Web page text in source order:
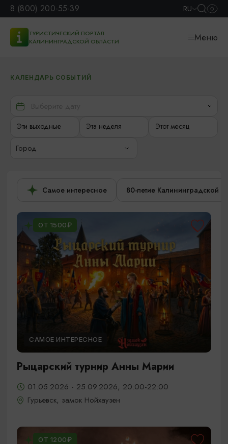
8 (800) 200-55-39 RU
ТУРИСТИЧЕСКИЙ ПОРТАЛ
КАЛИНИНГРАДСКОЙ ОБЛАСТИ
Меню
КАЛЕНДАРЬ СОБЫТИЙ
Эти выходные Эта неделя Этот месяц
Город
Самое интересное 80-летие Калининградской
ОТ 1500₽
САМОЕ ИНТЕРЕСНОЕ
Рыцарский турнир Анны Марии
01.05.2026 - 25.09.2026, 20:00-22:00
Гурьевск, замок Нойхаузен
ОТ 1200₽